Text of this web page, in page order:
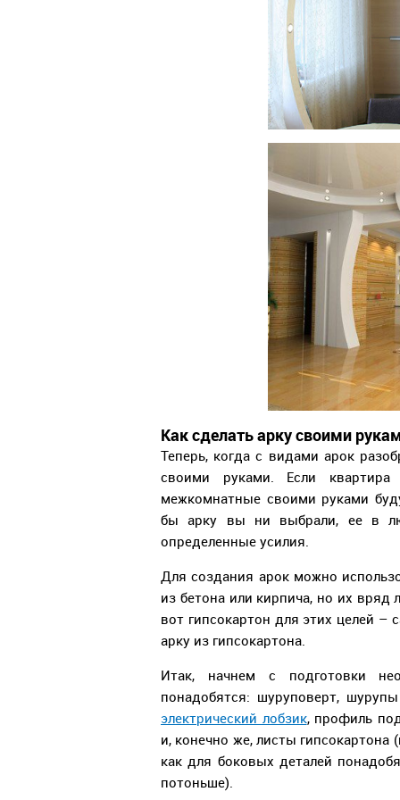
Как сделать арку своими
Теперь, когда с видами арок
своими руками. Если
межкомнатные своими руками
бы арку вы ни выбрали, ее в
определенные усилия.
Для создания арок можно
из бетона или кирпича, но их
вот гипсокартон для этих целей –
арку из гипсокартона.
Итак, начнем с подготовки
понадобятся: шуруповерт,
электрический лобзик, профиль
и, конечно же, листы
как для боковых деталей
потоньше).